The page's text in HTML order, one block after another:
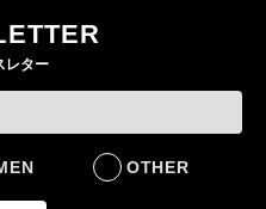
レター
OTHER